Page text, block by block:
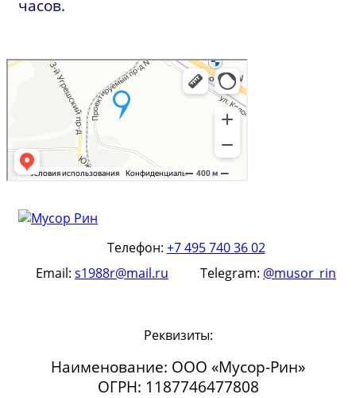
часов.
Телефон: +7 495 740 36 02
Email: s1988r@mail.ru Telegram: @musor_rin
Реквизиты:
Наименование: ООО «Мусор-Рин»
ОГРН: 1187746477808